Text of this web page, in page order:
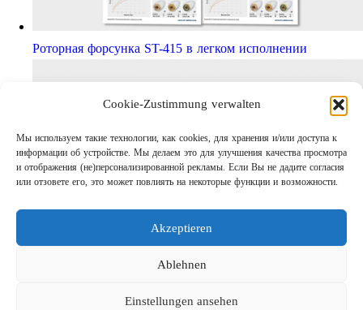
Cookie-Zustimmung verwalten
Мы используем такие технологии, как cookies, для хранения и/или доступа к
информации об устройстве. Мы делаем это для улучшения качества просмотра
и отображения (не)персонализированной рекламы. Если Вы не дадите согласия
или отзовете его, это может повлиять на некоторые функции и возможности.
Akzeptieren
Ablehnen
Einstellungen ansehen
Роторная форсунка ST-415 в легком исполнении